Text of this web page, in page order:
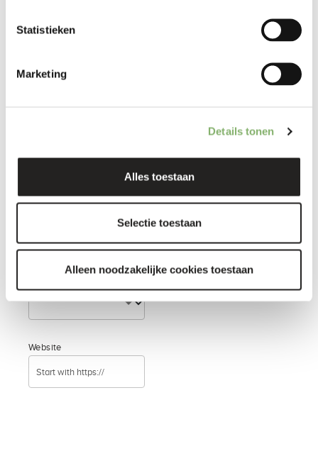
Statistieken
Marketing
Details tonen
Alles toestaan
Selectie toestaan
Alleen noodzakelijke cookies toestaan
Industrie
Positie/afdeling
Aantal werknemers
Website